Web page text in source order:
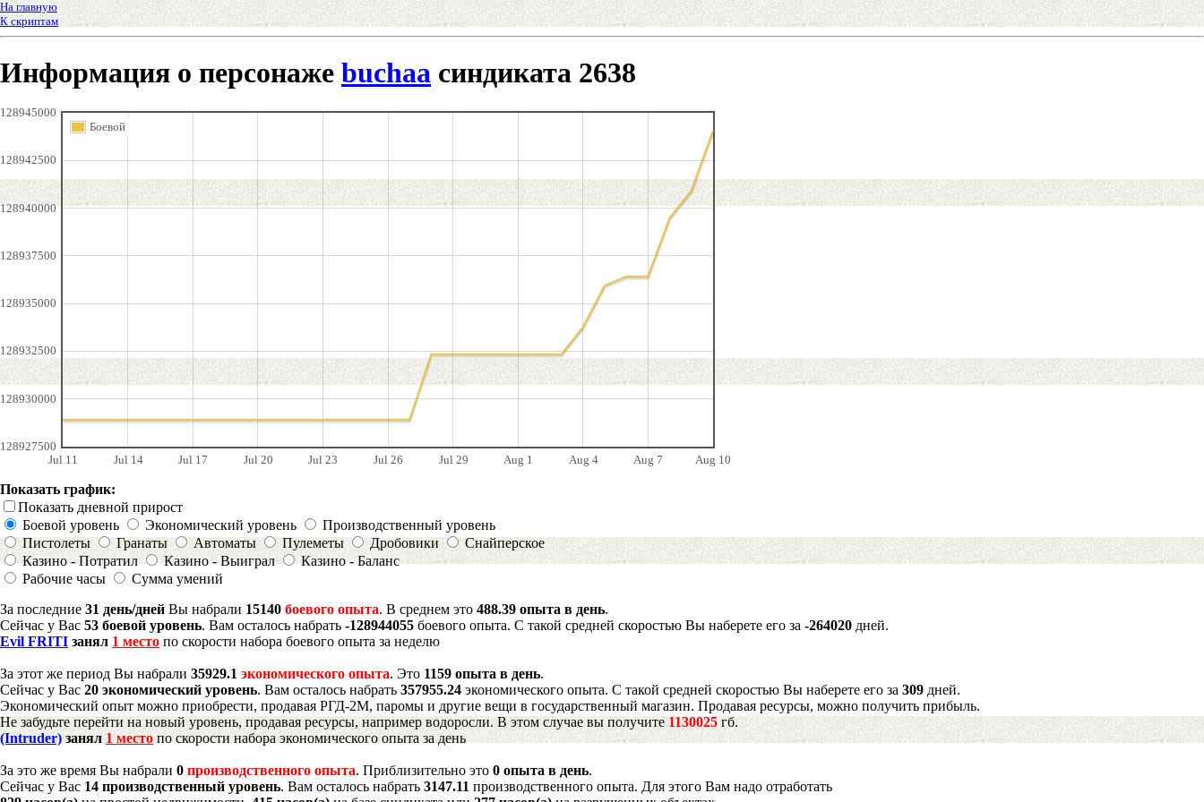
На главную
К скриптам
Информация о персонаже buchaa синдиката 2638
Jul 11 Jul 14 Jul 17 Jul 20 Jul 23 Jul 26 Jul 29 Aug 1 Aug 4 Aug 7 Aug 10
128927500
128930000
128932500
128935000
128937500
128940000
128942500
128945000
Боевой
Показать график:
Показать дневной прирост
Боевой уровень
Экономический уровень
Производственный уровень
Пистолеты
Гранаты Автоматы Пулеметы Дробовики
Снайперское
Казино - Потратил
Казино - Выиграл
Казино - Баланс
Рабочие часы
Сумма умений
За последние 31 день/дней Вы набрали 15140 боевого опыта. В среднем это 488.39 опыта в день.
Сейчас у Вас 53 боевой уровень. Вам осталось набрать -128944055 боевого опыта. С такой средней скоростью Вы наберете его за -264020 дней.
Evil FRITI занял 1 место по скорости набора боевого опыта за неделю
За этот же период Вы набрали 35929.1 экономического опыта. Это 1159 опыта в день.
Сейчас у Вас 20 экономический уровень. Вам осталось набрать 357955.24 экономического опыта. С такой средней скоростью Вы наберете его за 309 дней.
Экономический опыт можно приобрести, продавая РГД-2М, паромы и другие вещи в государственный магазин. Продавая ресурсы, можно получить прибыль.
Не забудьте перейти на новый уровень, продавая ресурсы, например водоросли. В этом случае вы получите 1130025 гб.
(Intruder) занял 1 место по скорости набора экономического опыта за день
За это же время Вы набрали 0 производственного опыта. Приблизительно это 0 опыта в день.
Сейчас у Вас 14 производственный уровень. Вам осталось набрать 3147.11 производственного опыта. Для этого Вам надо отработать